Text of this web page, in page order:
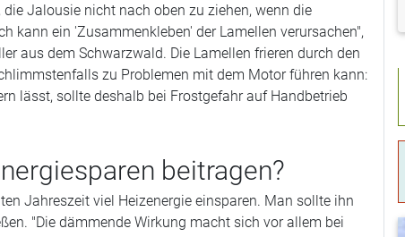
Jalousie nicht nach oben zu ziehen, wenn die
kann ein 'Zusammenkleben' der Lamellen verursachen",
aus dem Schwarzwald. Die Lamellen frieren durch den
zu Problemen mit dem Motor führen kann:
lässt, sollte deshalb bei Frostgefahr auf Handbetrieb
beitragen?
Jahreszeit viel Heizenergie einsparen. Man sollte ihn
"Die dämmende Wirkung macht sich vor allem bei